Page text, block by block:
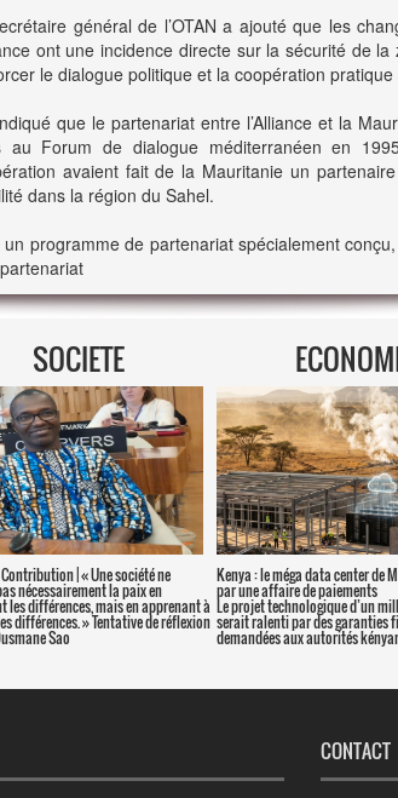
général de l’OTAN a ajouté que les
ont une incidence directe sur la sécurité de
le dialogue politique et la coopération
que le partenariat entre l’Alliance et la
au Forum de dialogue méditerranéen en
avaient fait de la Mauritanie un
dans la région du Sahel.
programme de partenariat spécialement
SOCIETE
Contribution | « Une société ne
nécessairement la paix en
les différences, mais en apprenant à
différences. » Tentative de réflexion
Sao
Kenya : le méga data center de
par une affaire de paiements
Le projet technologique d’un
serait ralenti par des garanties
demandées aux autorités
CONTACT